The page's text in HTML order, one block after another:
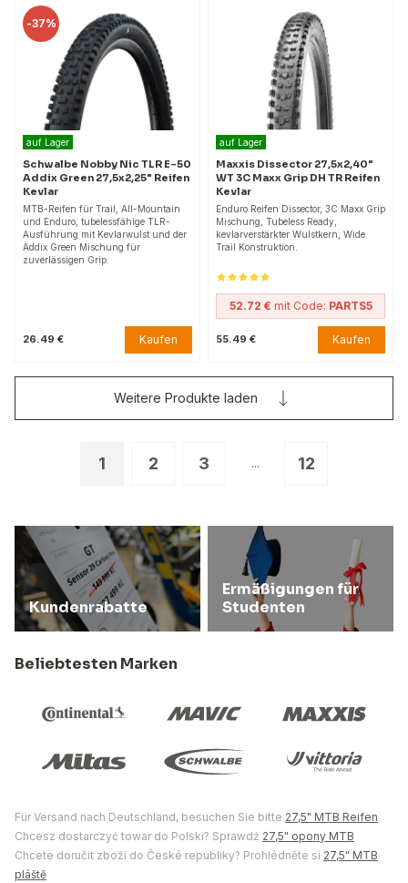
-37%
auf Lager
Schwalbe Nobby Nic TLR E-50
Addix Green 27,5x2,25" Reifen
Kevlar
MTB-Reifen für Trail, All-Mountain
und Enduro, tubelessfähige TLR-
Ausführung mit Kevlarwulst und der
Addix Green Mischung für
zuverlässigen Grip.
26.49 € Kaufen
auf Lager
Maxxis Dissector 27,5x2,40"
WT 3C Maxx Grip DH TR Reifen
Kevlar
Enduro Reifen Dissector, 3C Maxx Grip
Mischung, Tubeless Ready,
kevlarverstärkter Wulstkern, Wide
Trail Konstruktion.
52.72 € mit Code: PARTS5
55.49 € Kaufen
1 2 3 ... 12
Weitere Produkte laden
Kundenrabatte
Ermäßigungen für
Studenten
Beliebtesten Marken
Für Versand nach Deutschland, besuchen Sie bitte 27,5" MTB Reifen
Chcesz dostarczyć towar do Polski? Sprawdź 27,5" opony MTB
Chcete doručit zboží do České republiky? Prohlédněte si 27,5" MTB
pláště